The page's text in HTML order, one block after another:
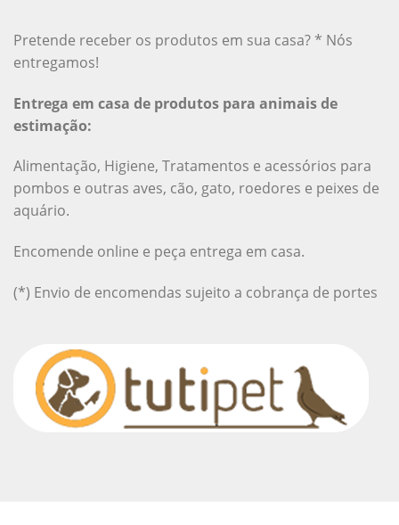
Pretende receber os produtos em sua casa? * Nós
entregamos!
Entrega em casa de produtos para animais de
estimação:
Alimentação, Higiene, Tratamentos e acessórios para
pombos e outras aves, cão, gato, roedores e peixes de
aquário.
Encomende online e peça entrega em casa.
(*) Envio de encomendas sujeito a cobrança de portes